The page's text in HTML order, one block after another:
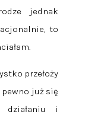
jednak
to
przełoży
już się
działaniu i